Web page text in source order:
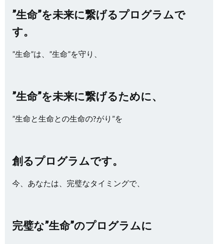
”生命”を未来に繋げるプログラムで
す。
”生命”は、”生命”を守り、
”生命”を未来に繋げるために、
”生命と生命との生命の?がり”を
創るプログラムです。
今、あなたは、完璧なタイミングで、
完璧な”生命”のプログラムに